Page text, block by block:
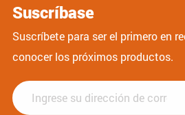
Suscríbase
Suscríbete para ser el primero en
conocer los próximos productos.